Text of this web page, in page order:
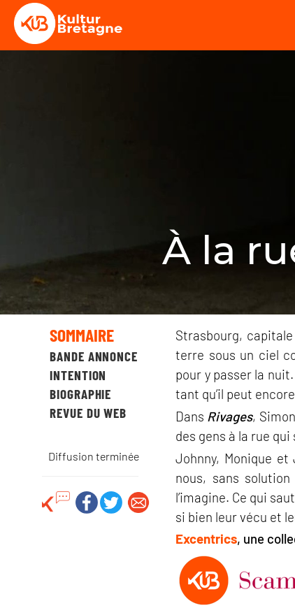
À la
SOMMAIRE
BANDE ANNONCE
INTENTION
BIOGRAPHIE
REVUE DU WEB
Diffusion terminée
Strasbourg,
terre sous un ciel
pour y passer la
tant qu’il peut
Dans Rivages,
des gens à la rue
Johnny, Monique
nous, sans
l’imagine. Ce qui
si bien leur vécu et
Excentrics, une